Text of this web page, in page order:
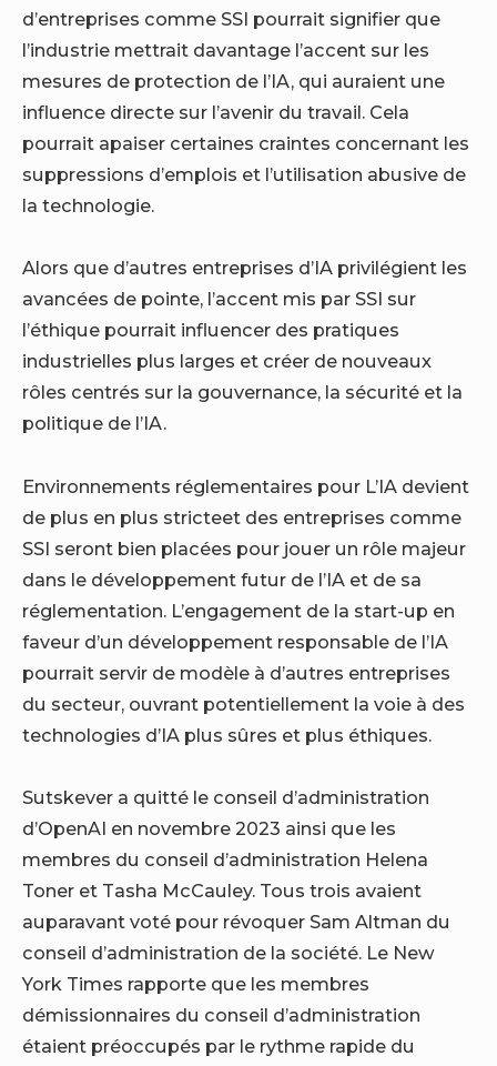
d’entreprises comme SSI pourrait signifier que
l’industrie mettrait davantage l’accent sur les
mesures de protection de l’IA, qui auraient une
influence directe sur l’avenir du travail. Cela
pourrait apaiser certaines craintes concernant les
suppressions d’emplois et l’utilisation abusive de
la technologie.
Alors que d’autres entreprises d’IA privilégient les
avancées de pointe, l’accent mis par SSI sur
l’éthique pourrait influencer des pratiques
industrielles plus larges et créer de nouveaux
rôles centrés sur la gouvernance, la sécurité et la
politique de l’IA.
Environnements réglementaires pour L’IA devient
de plus en plus stricteet des entreprises comme
SSI seront bien placées pour jouer un rôle majeur
dans le développement futur de l’IA et de sa
réglementation. L’engagement de la start-up en
faveur d’un développement responsable de l’IA
pourrait servir de modèle à d’autres entreprises
du secteur, ouvrant potentiellement la voie à des
technologies d’IA plus sûres et plus éthiques.
Sutskever a quitté le conseil d’administration
d’OpenAI en novembre 2023 ainsi que les
membres du conseil d’administration Helena
Toner et Tasha McCauley. Tous trois avaient
auparavant voté pour révoquer Sam Altman du
conseil d’administration de la société. Le New
York Times rapporte que les membres
démissionnaires du conseil d’administration
étaient préoccupés par le rythme rapide du